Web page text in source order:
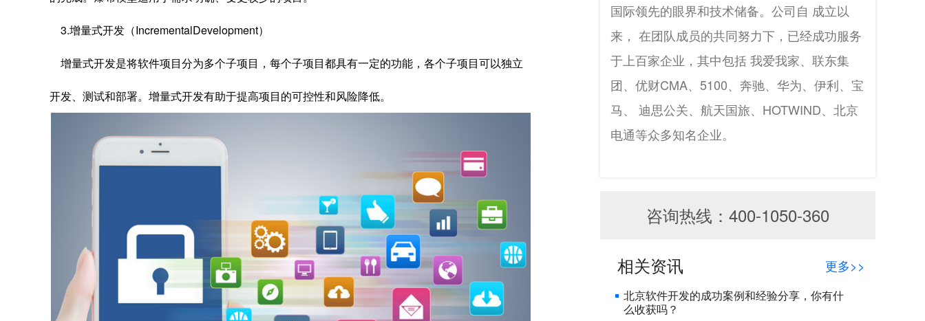
3.增量式开发（IncrementalDevelopment）
增量式开发是将软件项目分为多个子项目，每个子项目都具有一定的功能，各个子项目可以独立
开发、测试和部署。增量式开发有助于提高项目的可控性和风险降低。
国际领先的眼界和技术储备。公司自 成立以
来， 在团队成员的共同努力下，已经成功服务
于上百家企业，其中包括 我爱我家、联东集
团、优财CMA、5100、奔驰、华为、伊利、宝
马、 迪思公关、航天国旅、HOTWIND、北京
电通等众多知名企业。
咨询热线：400-1050-360
相关资讯 更多>>
北京软件开发的成功案例和经验分享，你有什
么收获吗？